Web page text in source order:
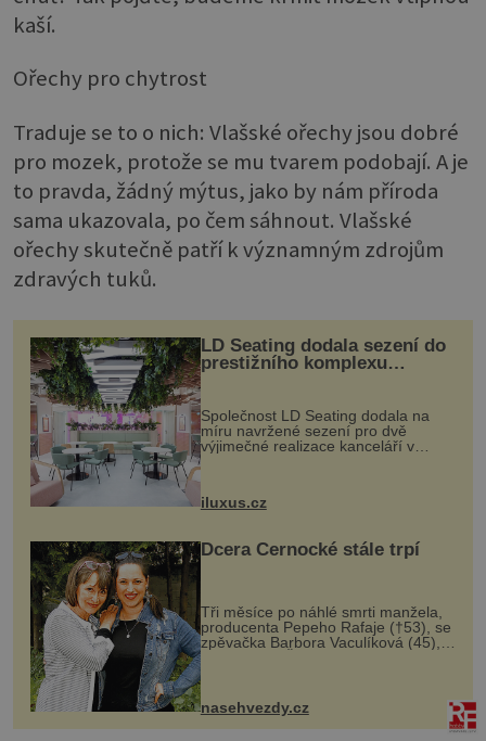
kaší.
Ořechy pro chytrost
Traduje se to o nich: Vlašské ořechy jsou dobré
pro mozek, protože se mu tvarem podobají. A je
to pravda, žádný mýtus, jako by nám příroda
sama ukazovala, po čem sáhnout. Vlašské
ořechy skutečně patří k významným zdrojům
zdravých tuků.
LD Seating dodala sezení do
prestižního komplexu
MediaCityUK v Salfordu
Společnost LD Seating dodala na
míru navržené sezení pro dvě
výjimečné realizace kanceláří v
areálu MediaCityUK v anglickém
budov Media...
iluxus.cz
Dcera Černocké stále trpí
Tři měsíce po náhlé smrti manžela,
producenta Pepeho Rafaje (†53), se
zpěvačka Barbora Vaculíková (45),
dcera Petry Černocké (75), poprvé
ozvala veřejnosti. Na sociální síti
sdílela, že se snaží fung...
nasehvezdy.cz